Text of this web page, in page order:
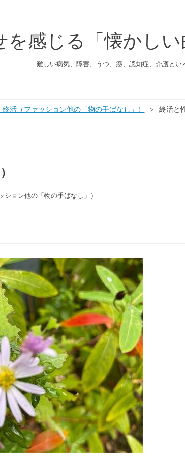
感じる「懐かしい
難しい病気、障害、うつ、癌、認知症、介護とい
活（ファッション他の「物の手ばなし」） > 終活と
ョン他の「物の手ばなし」）